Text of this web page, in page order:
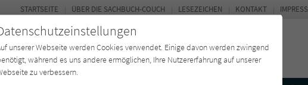
STARTSEITE ÜBER DIE SACHBUCH-COUCH LESEZEICHEN KONTAKT
unserer Webseite werden Cookies verwendet. Einige davon werden zwingend
während es uns andere ermöglichen, Ihre Nutzererfahrung auf unserer
zu verbessern.